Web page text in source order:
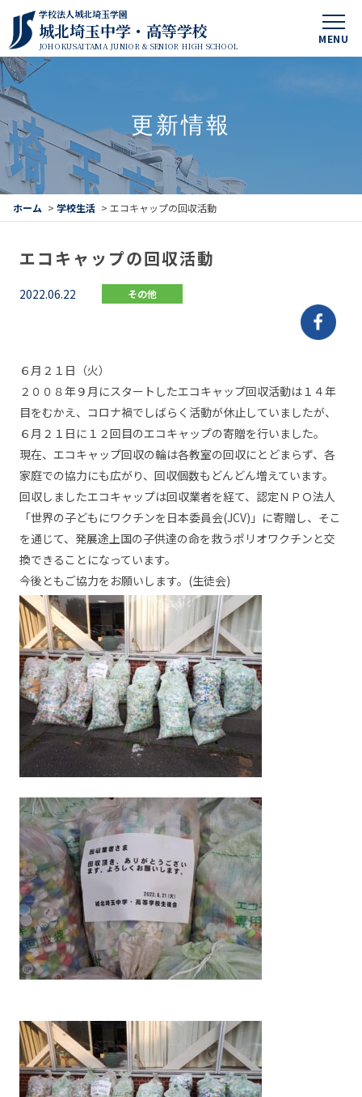
MENU
学校法人城北埼玉学園
城北埼玉中学・高等学校
JOHOKUSAITAMA JUNIOR & SENIOR HIGH SCHOOL
更新情報
ホーム > 学校生活 > エコキャップの回収活動
エコキャップの回収活動
2022.06.22 その他
６月２１日（火）
２００８年９月にスタートしたエコキャップ回収活動は１４年
目をむかえ、コロナ禍でしばらく活動が休止していましたが、
６月２１日に１２回目のエコキャップの寄贈を行いました。
現在、エコキャップ回収の輪は各教室の回収にとどまらず、各
家庭での協力にも広がり、回収個数もどんどん増えています。
回収しましたエコキャップは回収業者を経て、認定ＮＰＯ法人
「世界の子どもにワクチンを日本委員会(JCV)」に寄贈し、そこ
を通じて、発展途上国の子供達の命を救うポリオワクチンと交
換できることになっています。
今後ともご協力をお願いします。(生徒会)